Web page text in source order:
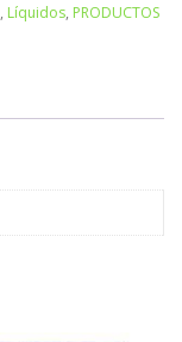
, Líquidos, PRODUCTOS